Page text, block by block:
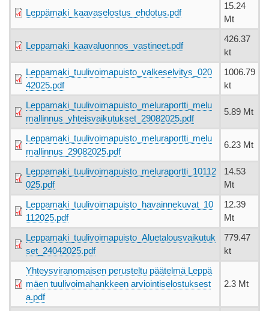
Leppämaki_kaavaselostus_ehdotus.pdf
15.24
Mt
Leppamaki_kaavaluonnos_vastineet.pdf
426.37
kt
Leppamaki_tuulivoimapuisto_valkeselvitys_020
42025.pdf
1006.79
kt
Leppamaki_tuulivoimapuisto_meluraportti_melu
mallinnus_yhteisvaikutukset_29082025.pdf
5.89 Mt
Leppamaki_tuulivoimapuisto_meluraportti_melu
mallinnus_29082025.pdf
6.23 Mt
Leppamaki_tuulivoimapuisto_meluraportti_10112
025.pdf
14.53
Mt
Leppamaki_tuulivoimapuisto_havainnekuvat_10
112025.pdf
12.39
Mt
Leppamaki_tuulivoimapuisto_Aluetalousvaikutuk
set_24042025.pdf
779.47
kt
Yhteysviranomaisen perusteltu päätelmä Leppä
mäen tuulivoimahankkeen arviointiselostuksest
a.pdf
2.3 Mt